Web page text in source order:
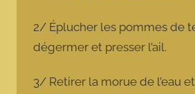
2/ Éplucher les pommes de
dégermer et presser l’ail.
3/ Retirer la morue de l’eau